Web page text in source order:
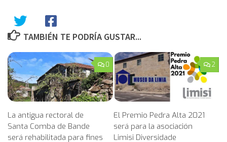
TAMBIÉN TE PODRÍA GUSTAR...
0
La antigua rectoral de
Santa Comba de Bande
será rehabilitada para fines
2
El Premio Pedra Alta 2021
será para la asociación
Limisi Diversidade